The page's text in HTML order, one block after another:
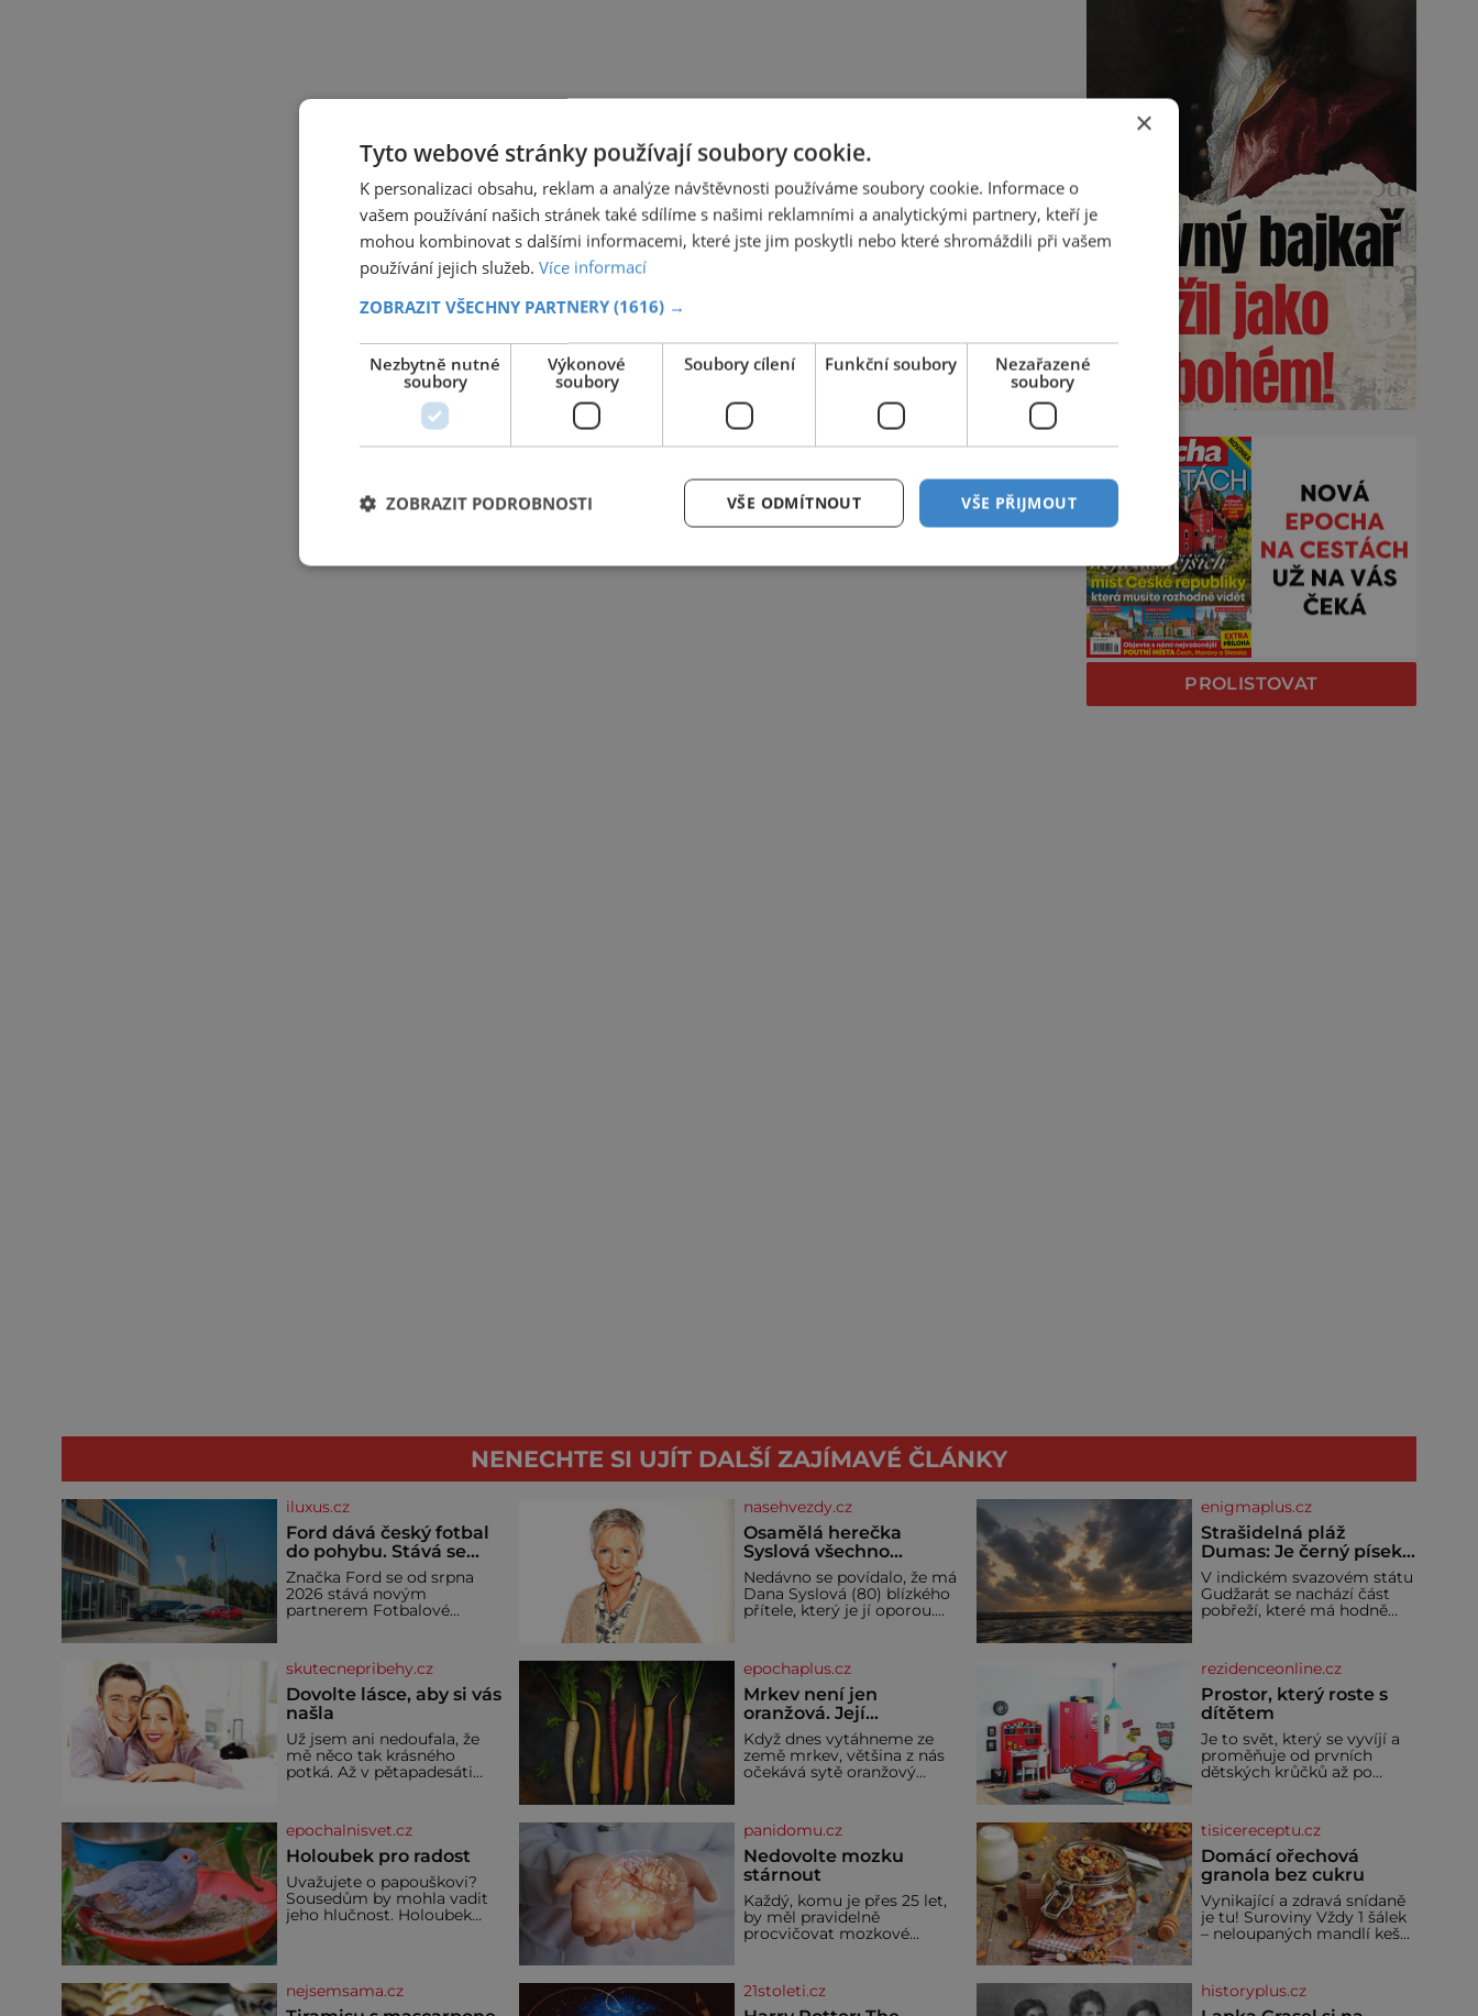
PROLISTOVAT
NENECHTE SI UJÍT DALŠÍ ZAJÍMAVÉ ČLÁNKY
iluxus.cz
Ford dává český fotbal
do pohybu. Stává se
novým partnerem
FAČR
Značka Ford se od srpna
2026 stává novým
partnerem Fotbalové
zajistí mobilitu asociace,
reprezentačních týmů i
českého fotbalu v
regionech. Partner
nasehvezdy.cz
Osamělá herečka
Syslová všechno
vzdala?
Nedávno se povídalo, že má
Dana Syslová (80) blízkého
přítele, který je jí oporou.
čím dál častěji mluví o
svém odchodu. Dohnala ji
snad samota? Půs
enigmaplus.cz
Strašidelná pláž
Dumas: Je černý písek
podhoubím, ze kterého
roste zlo?
V indickém svazovém státu
Gudžarát se nachází část
pobřeží, které má hodně
této pláže. Proč má pláž
takové netypické zbarvení?
Nakolik jsou pravd
skutecnepribehy.cz
Dovolte lásce, aby si vás
našla
Už jsem ani nedoufala, že
mě něco tak krásného
potká. Až v pětapadesáti
vdávala, když mi bylo
dvacet. Oba jsme byli mladí
a byl to tak říkajíc sňatek z
rozumu. Rodiče nás dali
dohromady, Toník byl dobře
zaopatřený mladý muž.
Manželství nám oběma
epochaplus.cz
Mrkev není jen
oranžová. Její
neuvěřitelný příběh
začíná fialovou barvou
Když dnes vytáhneme ze
země mrkev, většina z nás
očekává sytě oranžový
možné, jen ne oranžová. Je
fialová, žlutá, bílá, někdy
dokonce téměř černá. Až
díky stovkám let pečlivého
šlechtění se z ní stává
zelenina, bez které si českou
zahradu ani nedokážeme
představit. Její příběh je
rezidenceonline.cz
Prostor, který roste s
dítětem
Je to svět, který se vyvíjí a
proměňuje od prvních
dětských krůčků až po
bezpečí, kreativitu,
soustředění i odpočinek a
reaguje na každou etapu
života a specifické potřeby
dítěte. Pro nejmenší je
klíčová jednoduchost,
měkkost a bezpečí, proto
by pokoj miminka měl
epochalnisvet.cz
Holoubek pro radost
Uvažujete o papouškovi?
Sousedům by mohla vadit
jeho hlučnost. Holoubek
se i pro chovatele
začátečníky. Jedná se o
panidomu.cz
Nedovolte mozku
stárnout
Každý, komu je přes 25 let,
by měl pravidelně
procvičovat mozkové
paměť. Možná máte
problém vzpomenout si na
tisicereceptu.cz
Domácí ořechová
granola bez cukru
Vynikající a zdravá snídaně
je tu! Suroviny Vždy 1 šálek
– neloupaných mandlí kešu
semínek dýně rozinek 3
šálky ovesných vloček 1
nejsemsama.cz 21stoleti.cz historyplus.cz
×
Tyto webové stránky používají soubory cookie.
K personalizaci obsahu, reklam a analýze návštěvnosti používáme soubory cookie. Informace o
vašem používání našich stránek také sdílíme s našimi reklamními a analytickými partnery, kteří je
mohou kombinovat s dalšími informacemi, které jste jim poskytli nebo které shromáždili při vašem
používání jejich služeb. Více informací
ZOBRAZIT VŠECHNY PARTNERY (1616) →
Nezbytně nutné
soubory
Výkonové
soubory
Soubory cílení Funkční soubory
Nezařazené
soubory
VŠE PŘIJMOUT
VŠE ODMÍTNOUT
ZOBRAZIT PODROBNOSTI